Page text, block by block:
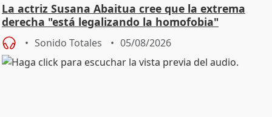
La actriz Susana Abaitua cree que la extrema
derecha "está legalizando la homofobia"
Sonido Totales 05/08/2026